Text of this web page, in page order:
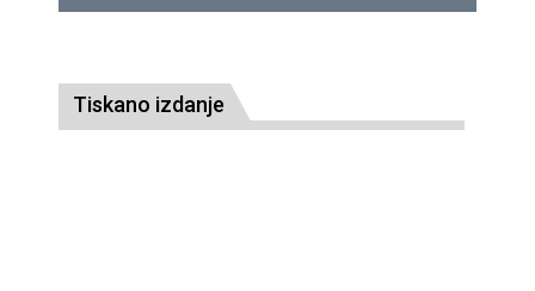
Tiskano izdanje